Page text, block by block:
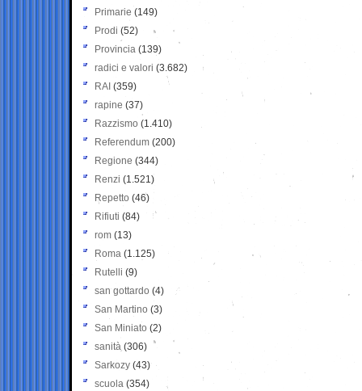
Primarie (149)
Prodi (52)
Provincia (139)
radici e valori (3.682)
RAI (359)
rapine (37)
Razzismo (1.410)
Referendum (200)
Regione (344)
Renzi (1.521)
Repetto (46)
Rifiuti (84)
rom (13)
Roma (1.125)
Rutelli (9)
san gottardo (4)
San Martino (3)
San Miniato (2)
sanità (306)
Sarkozy (43)
scuola (354)